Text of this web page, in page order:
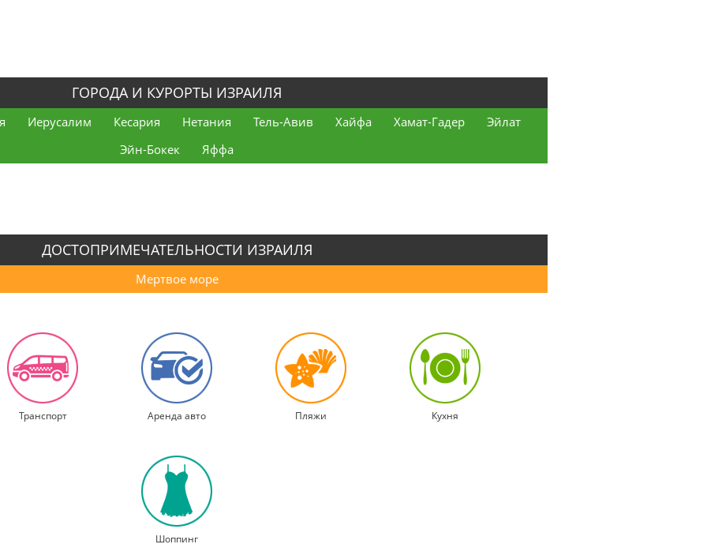
ГОРОДА И КУРОРТЫ ИЗРАИЛЯ
Иерусалим Кесария Нетания Тель-Авив Хайфа Хамат-Гадер
Эйлат
Эйн-Бокек
Яффа
ДОСТОПРИМЕЧАТЕЛЬНОСТИ ИЗРАИЛЯ
Мертвое море
Транспорт Аренда авто Пляжи Кухня
Шоппинг